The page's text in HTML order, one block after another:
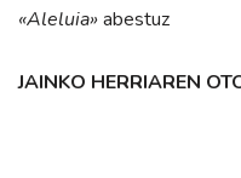
«Aleluia»abestuz
JAINKO HERRIAREN